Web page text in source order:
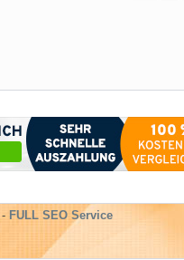
- FULL SEO Service